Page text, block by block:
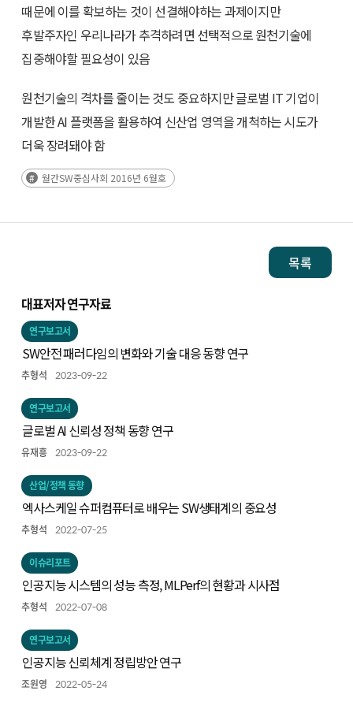
때문에 이를 확보하는 것이 선결해야하는 과제이지만
후발주자인 우리나라가 추격하려면 선택적으로 원천기술에
집중해야할 필요성이 있음
원천기술의 격차를 줄이는 것도 중요하지만 글로벌 IT 기업이
개발한 AI 플랫폼을 활용하여 신산업 영역을 개척하는 시도가
더욱 장려돼야 함
월간SW중심사회 2016년 6월호
목록
대표저자 연구자료
연구보고서
SW안전 패러다임의 변화와 기술 대응 동향 연구
추형석 2023-09-22
연구보고서
글로벌 AI 신뢰성 정책 동향 연구
유재흥 2023-09-22
산업/정책 동향
엑사스케일 슈퍼컴퓨터로 배우는 SW생태계의 중요성
추형석 2022-07-25
이슈리포트
인공지능 시스템의 성능 측정, MLPerf의 현황과 시사점
추형석 2022-07-08
연구보고서
인공지능 신뢰체계 정립방안 연구
조원영 2022-05-24